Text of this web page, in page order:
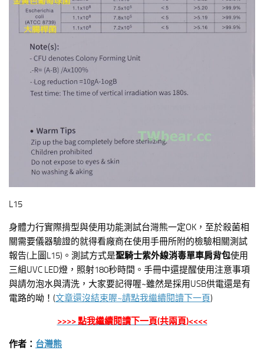
L15
身體力行實際揹型與使用功能測試台灣熊一定OK，至於殺菌相
關需要儀器驗證的就得看廠商在使用手冊所附的檢驗相關測試
報告(上圖L15)。測試方式是聖騎士紫外線消毒單車肩背包使用
三組UVC LED燈，照射180秒時間。手冊中還提醒使用注意事項
與請勿泡水與清洗，大家要記得喔~雖然是採用USB供電還是有
電路的呦！(文章還沒結束喔~請點我繼續閱讀下一頁)
>>>> 點我繼續閱讀下一頁(共兩頁)<<<<
作者： 台灣熊